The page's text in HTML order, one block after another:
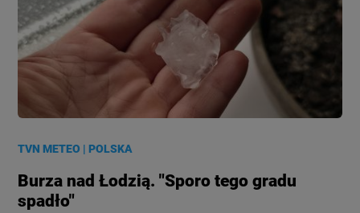
TVN METEO |POLSKA
Burza nad Łodzią. "Sporo tego gradu
spadło"